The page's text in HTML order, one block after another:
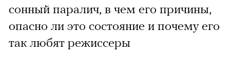
сонный паралич, в чем его причины,
опасно ли это состояние и почему его
так любят режиссеры